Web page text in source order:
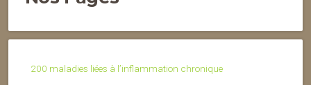
200 maladies liées à l’inflammation chronique